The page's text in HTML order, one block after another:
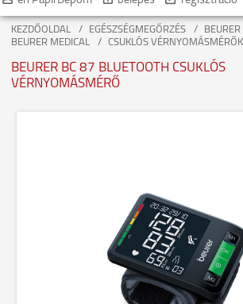
KEZDŐOLDAL EGÉSZSÉGMEGŐRZÉS
BEURER MEDICAL
CSUKLÓS VÉRNYOMÁSMÉRŐK
BEURER BC 87 BLUETOOTH CSUKLÓS
VÉRNYOMÁSMÉRŐ